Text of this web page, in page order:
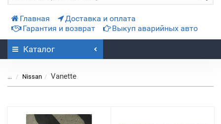
Главная
Доставка и оплата
Гарантия и возврат
Выкуп аварийных авто
Каталог
... Nissan Vanette